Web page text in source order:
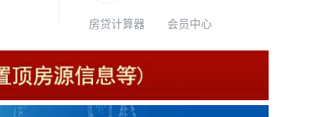
房贷计算器 会员中心